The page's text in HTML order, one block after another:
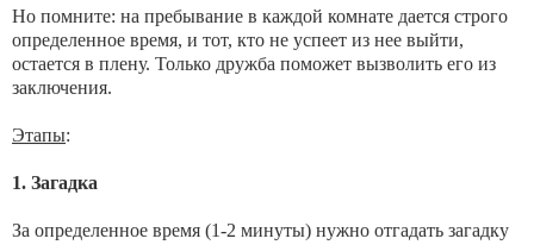
Но помните: на пребывание в каждой комнате дается строго
определенное время, и тот, кто не успеет из нее выйти,
остается в плену. Только дружба поможет вызволить его из
заключения.
Этапы:
1. Загадка
За определенное время (1-2 минуты) нужно отгадать загадку